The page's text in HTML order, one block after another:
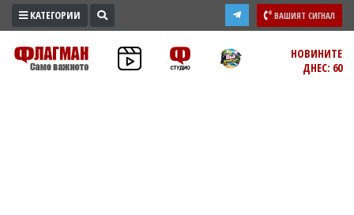
ПРОМО
ЗОНА
КАТЕГОРИИ ВАШИЯТ СИГНАЛ
НОВИНИТЕ
ДНЕС: 60